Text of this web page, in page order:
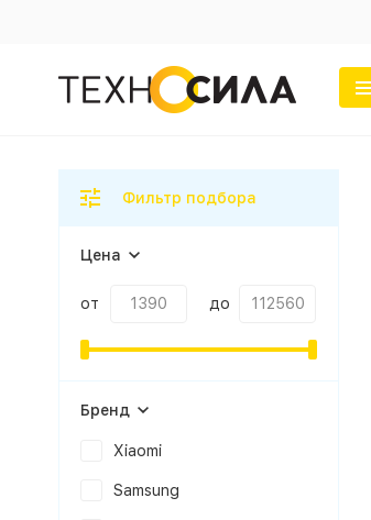
Фильтр подбора
Цена
от до
Бренд
Xiaomi
Samsung